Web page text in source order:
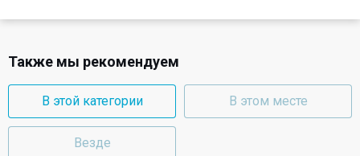
Также мы рекомендуем
В этой категории В этом месте
Везде